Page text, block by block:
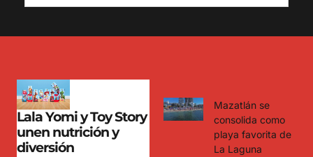
Lala Yomi y Toy Story
unen nutrición y
diversión
Mazatlán se
consolida como
playa favorita de
La Laguna